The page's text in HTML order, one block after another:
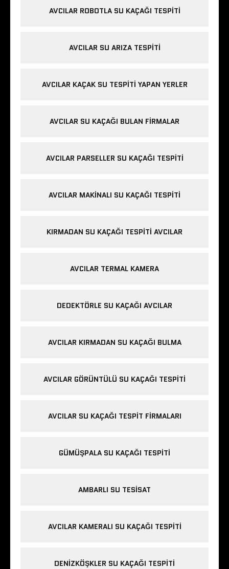
AVCILAR ROBOTLA SU KAÇAĞI TESPITI
AVCILAR SU ARIZA TESPITI
AVCILAR KAÇAK SU TESPITI YAPAN YERLER
AVCILAR SU KAÇAĞI BULAN FIRMALAR
AVCILAR PARSELLER SU KAÇAĞI TESPITI
AVCILAR MAKINALI SU KAÇAĞI TESPITI
KIRMADAN SU KAÇAĞI TESPITI AVCILAR
AVCILAR TERMAL KAMERA
DEDEKTÖRLE SU KAÇAĞI AVCILAR
AVCILAR KIRMADAN SU KAÇAĞI BULMA
AVCILAR GÖRÜNTÜLÜ SU KAÇAĞI TESPITI
AVCILAR SU KAÇAĞI TESPIT FIRMALARI
GÜMÜŞPALA SU KAÇAĞI TESPITI
AMBARLI SU TESISAT
AVCILAR KAMERALI SU KAÇAĞI TESPITI
DENIZKÖŞKLER SU KAÇAĞI TESPITI